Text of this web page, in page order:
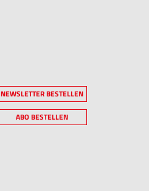
NEWSLETTER BESTELLEN
ABO BESTELLEN